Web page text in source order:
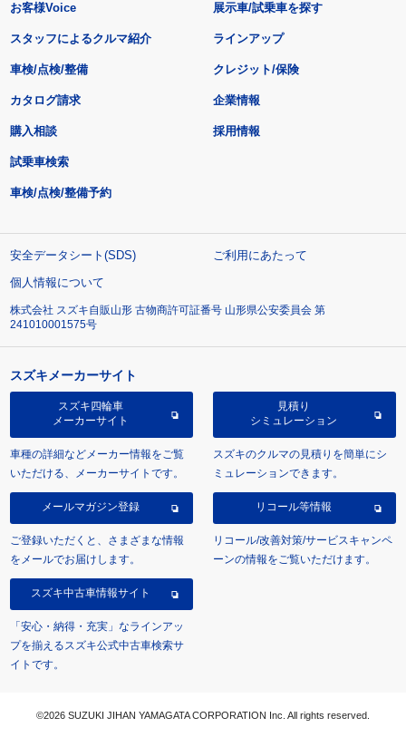
お客様Voice
スタッフによるクルマ紹介
展示車/試乗車を探す
ラインアップ
車検/点検/整備 クレジット/保険
カタログ請求
購入相談
試乗車検索
車検/点検/整備予約
企業情報
採用情報
安全データシート(SDS)
ご利用にあたって
個人情報について
株式会社 スズキ自販山形 古物商許可証番号 山形県公安委員会 第
241010001575号
スズキメーカーサイト
スズキ四輪車
メーカーサイト
車種の詳細などメーカー情報をご覧
いただける、メーカーサイトです。
見積り
シミュレーション
スズキのクルマの見積りを簡単にシ
ミュレーションできます。
メールマガジン登録
ご登録いただくと、さまざまな情報
をメールでお届けします。
リコール等情報
リコール/改善対策/サービスキャンペ
ーンの情報をご覧いただけます。
スズキ中古車情報サイト
「安心・納得・充実」なラインアッ
プを揃えるスズキ公式中古車検索サ
イトです。
©2026 SUZUKI JIHAN YAMAGATA CORPORATION Inc. All rights reserved.